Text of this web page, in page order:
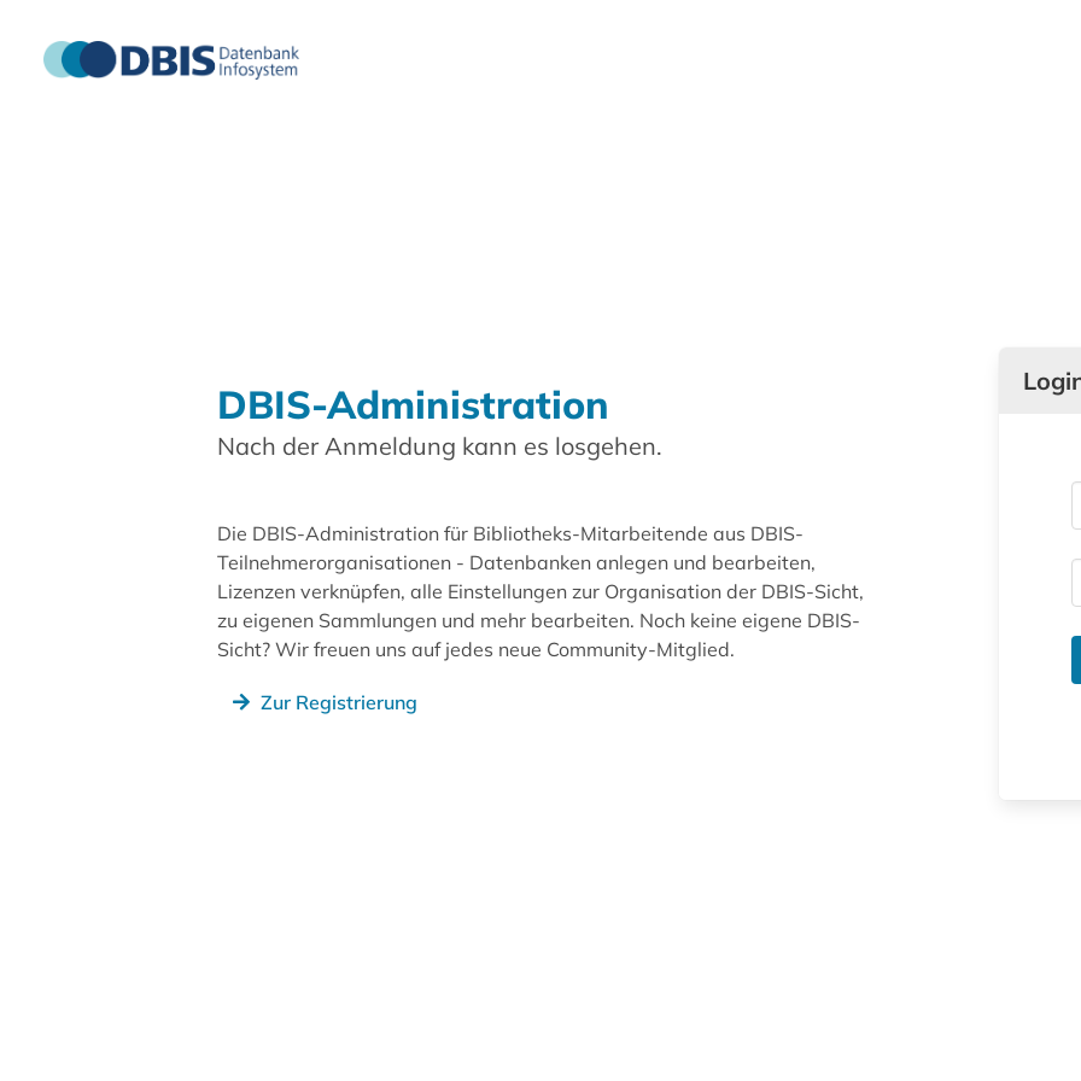
DBIS-Administration
Nach der Anmeldung kann es losgehen.
Die DBIS-Administration für Bibliotheks-Mitarbeitende aus DBIS-
Teilnehmerorganisationen - Datenbanken anlegen und bearbeiten,
Lizenzen verknüpfen, alle Einstellungen zur Organisation der DBIS-Sicht,
zu eigenen Sammlungen und mehr bearbeiten. Noch keine eigene DBIS-
Sicht? Wir freuen uns auf jedes neue Community-Mitglied.
Zur Registrierung